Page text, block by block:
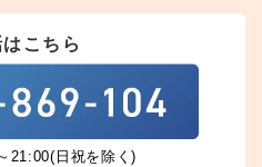
こちら
21:00(日祝を除く)